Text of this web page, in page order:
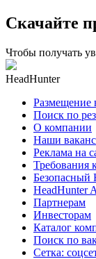
Скачайте
Чтобы получать
HeadHunter
Размещение
Поиск по
О компании
Наши
Реклама на
Требования
Безопасный
HeadHunter
Партнерам
Инвесторам
Каталог
Поиск по
Сетка: